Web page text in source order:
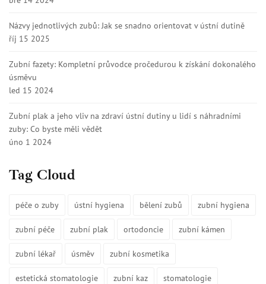
Názvy jednotlivých zubů: Jak se snadno orientovat v ústní dutině
říj 15 2025
Zubní fazety: Kompletní průvodce pročedurou k získání dokonalého
úsměvu
led 15 2024
Zubní plak a jeho vliv na zdraví ústní dutiny u lidí s náhradními
zuby: Co byste měli vědět
úno 1 2024
Tag Cloud
péče o zuby ústní hygiena bělení zubů zubní hygiena
zubní péče zubní plak ortodoncie zubní kámen
zubní lékař úsměv zubní kosmetika
estetická stomatologie zubní kaz stomatologie